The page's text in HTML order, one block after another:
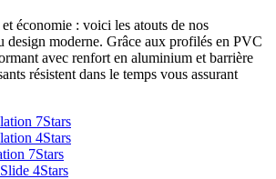
économie : voici les atouts de nos
design moderne. Grâce aux profilés en PVC
avec renfort en aluminium et barrière
résistent dans le temps vous assurant
7Stars
4Stars
7Stars
4Stars